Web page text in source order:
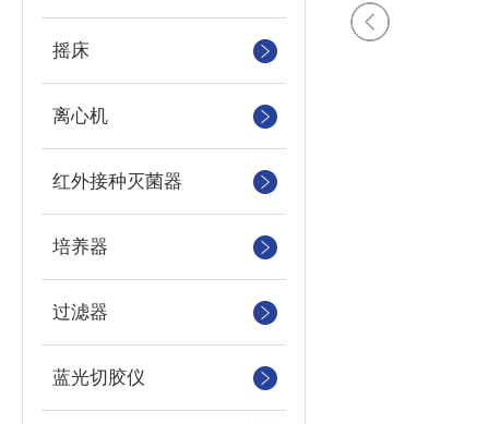
摇床
离心机
红外接种灭菌器
培养器
过滤器
蓝光切胶仪